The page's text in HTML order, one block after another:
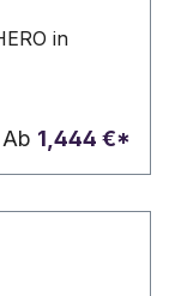
in
Ab 1,444 €*